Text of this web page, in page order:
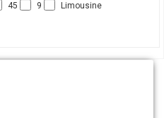
45 9
Limousine